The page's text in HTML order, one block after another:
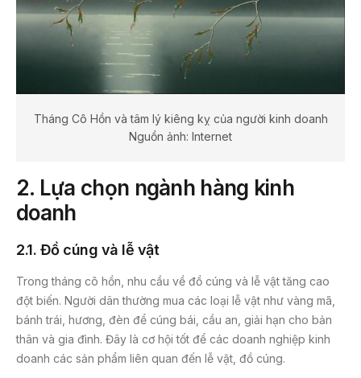
Tháng Cô Hồn và tâm lý kiêng kỵ của người kinh doanh
Nguồn ảnh: Internet
2. Lựa chọn ngành hàng kinh
doanh
2.1. Đồ cúng và lễ vật
Trong tháng cô hồn, nhu cầu về đồ cúng và lễ vật tăng cao
đột biến. Người dân thường mua các loại lễ vật như vàng mã,
bánh trái, hương, đèn để cúng bái, cầu an, giải hạn cho bản
thân và gia đình. Đây là cơ hội tốt để các doanh nghiệp kinh
doanh các sản phẩm liên quan đến lễ vật, đồ cúng.